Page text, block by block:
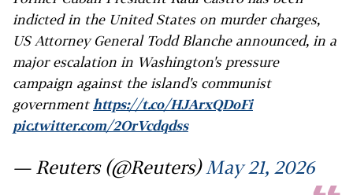
indicted in the United States on murder charges,
US Attorney General Todd Blanche announced, in a
major escalation in Washington's pressure
campaign against the island's communist
government https://t.co/HJArxQDoFi
pic.twitter.com/2OrVcdqdss
— Reuters (@Reuters) May 21, 2026